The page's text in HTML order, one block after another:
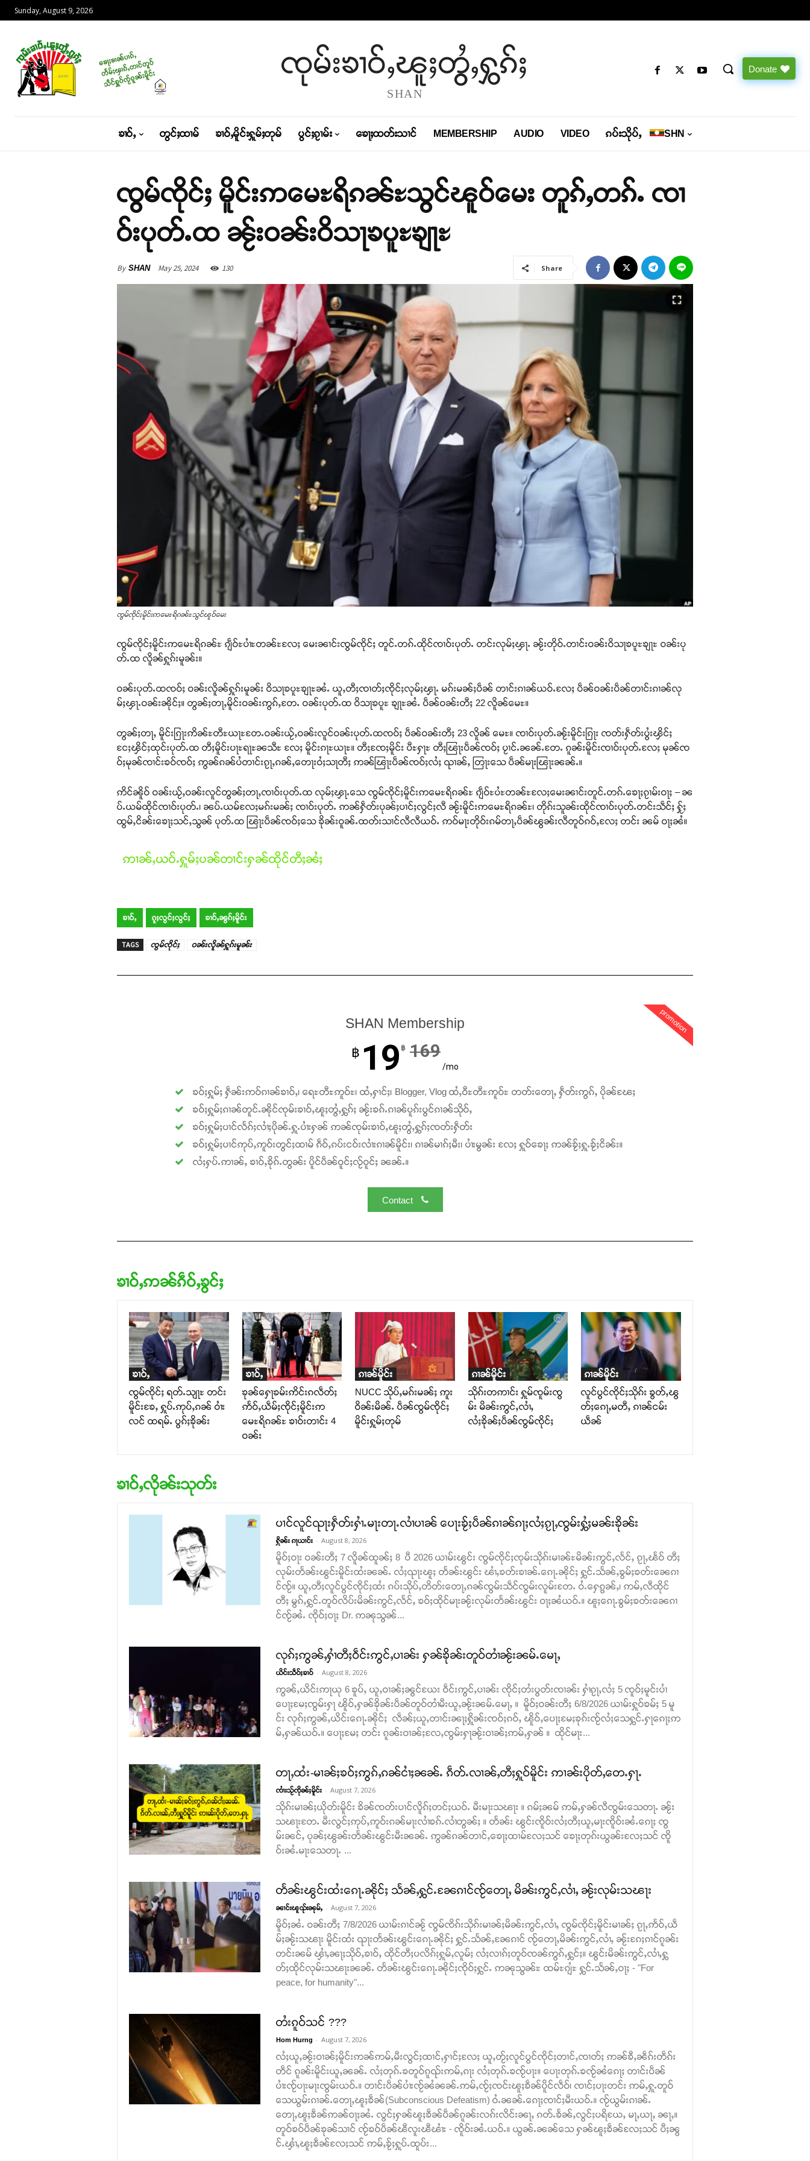
Sunday, August 9, 2026
ၸုမ်းၶၢဝ်ႇၽူႈတွႆႇႁွၵ်ႈ
SHAN
Donate
ၶၢဝ်ႇ တွင်ႈထၢမ် ၶၢဝ်ႇမိူင်းႁူမ်ႈတုမ် ပွင်ႈၵႂၢမ်း ၶေႃႈထတ်းသၢင် MEMBERSHIP AUDIO VIDEO ၵပ်းသိုပ်ႇ SHN
ၸွမ်ၸိုင်ႈ မိူင်းဢမေႊရိၵၼ်ႊသွင်ၽူဝ်မေး တူၵ်ႇတၵ်ႉ ၸၢ
ဝ်းပုတ်ႉထ ၼႂ်းဝၼ်းဝိသႃၶပူႊၶျႃႊ
By SHAN May 25, 2024 130 Share
ၸွမ်ၸိုင်ႈမိူင်းဢမေႊရိၵၼ်ႊသွင်ၽူဝ်မေး
ၸွမ်ၸိုင်ႈမိူင်းဢမေႊရိၵၼ်ႊ ၵျဵဝ်ႊပၢႆႊတၼ်ႊလႄႈ မေးၼၢင်းၸွမ်ၸိုင်ႈ တူင်ႉတၵ်ႉထိုင်ၸၢဝ်းပုတ်ႉ တင်းလုမ်ႈၾႃႉ ၼႂ်းတိုဝ်ႉတၢင်းဝၼ်းဝိသႃၶပူႊၶျႃႊ ဝၼ်းပု
တ်ႉထ လိူၼ်ႁူၵ်းမူၼ်း။
ဝၼ်းပုတ်ႉထၸဝ်ႈ ဝၼ်းလိူၼ်ႁူၵ်းမူၼ်း ဝိသႃၶပူႊၶျႃႊၼႆႉ ယူႇတီႈၸၢတ်ႈၸိုင်ႈလုမ်ႈၾႃႉ မၵ်းမၼ်ႈပဵၼ် တၢင်းၵၢၼ်ယဝ်ႉလႄႈ ပဵၼ်ဝၼ်းပဵၼ်တၢင်းၵၢၼ်လု
မ်ႈၾႃႉဝၼ်းၼိုင်ႈ။ တွၼ်ႈတႃႇမိူင်းဝၼ်းဢွၵ်ႇတႄႉ ဝၼ်းပုတ်ႉထ ဝိသႃၶပူႊ ၶျႃႊၼႆႉ ပဵၼ်ဝၼ်းတီႈ 22 လိူၼ်မေႊ။
တွၼ်ႈတႃႇ မိူင်းၵြႃးဢိၼ်ႊတီႊယႃႊတႄႉဝၼ်းယႂ်ႇဝၼ်းလူင်ဝၼ်းပုတ်ႉထၸဝ်ႈ ပဵၼ်ဝၼ်းတီႈ 23 လိူၼ် မေႊ။ ၸၢဝ်းပုတ်ႉၼႂ်းမိူင်းၵြႃး ၸတ်းႁဵတ်းပွႆးၾိင်ႈ
ငႄႈၾိင်ႈထုင်းပုတ်ႉထ တီႈမိူင်းပႃႊရႃႊၼသီႊ လႄႈ မိူင်းၵႃႊယႃႊ။ တီႈၸႄႈမိူင်း ပီႊႁႃႊ တီႈၽြႃးပဵၼ်ၸဝ်ႈ ပႂၢင်ႉၼၼ်ႉတႄႉ ၵူၼ်းမိူင်းၸၢဝ်းပုတ်ႉလႄႈ မုၼ်ၸ
ဝ်ႈမုၼ်ၸၢင်းၶဝ်ၸဝ်ႈ ဢွၼ်ၵၼ်ပႆတၢင်းၵႂႃႇၵၼ်ႇတေႃးဝႆႈသႃတီႈ ဢၼ်ၽြႃးပဵၼ်ၸဝ်ႈလႆႈ ၺၢၼ်ႇ တြႃးသေ ပဵၼ်မႃးၽြႃးၼၼ်ႉ။
ဢိင်ၼိူဝ် ဝၼ်းယႂ်ႇဝၼ်းလူင်တွၼ်ႈတႃႇၸၢဝ်းပုတ်ႉထ လုမ်ႈၾႃႉသေ ၸွမ်ၸိုင်ႈမိူင်းဢမေႊရိၵၼ်ႊ ၵျဵဝ်ႊပႆႊတၼ်ႊလႄႈမေးၼၢင်းတူင်ႉတၵ်ႉၶေႃႈၵႂၢမ်းဝႃႈ – ၼ
ပ်ႉယမ်ထိုင်ၸၢဝ်းပုတ်ႉ၊ ၼပ်ႉယမ်လႄႈမၵ်းမၼ်ႈ ၸၢဝ်းပုတ်ႉ ဢၼ်ႁဵတ်းပုၼ်ႈပၢင်ႈလွင်ႈလီ ၼႂ်းမိူင်းဢမေႊရိၵၼ်ႊ၊ တိုၵ်းသူၼ်းထိုင်ၸၢဝ်းပုတ်ႉတင်းသဵင်ႈ ႁႂ်ႈ
ထွမ်ႇငိၼ်းၶေႃႈသင်ႇသွၼ် ပုတ်ႉထ ၽြႃးပဵၼ်ၸဝ်ႈသေ ၶိုၼ်းဝူၼ်ႉထတ်းသၢင်လီလီယဝ်ႉ ဢဝ်မႃးတိုဝ်းၵမ်တႃႇပဵၼ်ၽွၼ်းလီတူဝ်ၵဝ်ႇလႄႈ တင်း ၼမ် ဝႃႈၼႆ။
ဢၢၼ်ႇယဝ်ႉႁူမ်ႈပၼ်တၢင်းႁၼ်ထိုင်တီႈၼႆႈ
ၶၢဝ်ႇ ၵူႈလွင်ႈလွင်ႈ ၶၢဝ်ႇၼွၵ်ႈမိူင်း
TAGS ၸွမ်ၸိုင်ႈ ဝၼ်းလိူၼ်ႁူၵ်းမူၼ်း
promotion
SHAN Membership
฿ 19 ฿ 169
/mo
ၶဝ်ႈႁူမ်ႈ ႁဵၼ်းဢဝ်ၵၢၼ်ၶၢဝ်ႇ၊ ရေႊတီႊဢူဝ်ႊ၊ ထႆႇႁၢင်ႈ၊ Blogger, Vlog ထႆႇဝီႊတီႊဢူဝ်ႊ တတ်းတေႃႇ ႁဵတ်းဢွၵ်ႇ ပိုၼ်ၽႄႈ
ၶဝ်ႈႁူမ်ႈၵၢၼ်တူင်ႉၼိုင်ၸုမ်းၶၢဝ်ႇၽူႈတွႆႇႁွၵ်ႈ ၼႂ်းၶၵ်ႉၵၢၼ်ပူၵ်းပွင်ၵၢၼ်သိုဝ်ႇ
ၶဝ်ႈႁူမ်ႈပၢင်လႅၵ်ႈလၢႆႈပိုၼ်ႉႁူႉပၢႆးႁၼ် ဢၼ်ၸုမ်းၶၢဝ်ႇၽူႈတွႆႇႁွၵ်ႈၸတ်းႁဵတ်း
ၶဝ်ႈႁူမ်ႈပၢင်ဢုပ်ႇဢူဝ်းတွင်ႈထၢမ် ၵဵဝ်ႇၵပ်းငဝ်းလၢႆးၵၢၼ်မိူင်း၊ ၵၢၼ်မၢၵ်ႈမီး၊ ပၢႆးမွၼ်း လႄႈ ႁူဝ်ၶေႃႈ ဢၼ်ၶႂ်ႈႁူႉၶႂ်ႈငိၼ်း။
လႆႈႁပ်ႉဢၢၼ်ႇ ၶၢဝ်ႇၶိုၵ်ႉတွၼ်း ပိူင်ပဵၼ်ဝူင်ႈလႂ်ဝူင်ႈ ၼၼ်ႉ။
Contact
ၶၢဝ်ႇဢၼ်ၵဵဝ်ႇၶွင်ႈ
ၶၢဝ်ႇ
ၸွမ်ၸိုင်ႈ ရတ်ႉသျႃႊ တင်း
မိူင်းၶႄႇ ႁူပ်ႉဢုပ်ႇၵၼ် ဝၢႆး
လင် ထရမ်ႉ ပွၵ်ႈၶိုၼ်း
ၶၢဝ်ႇ
ၶုၼ်ႁေႃၶမ်းဢိင်းၵလဵတ်ႈ
ဢႅဝ်ႇယဵမ်ႈၸိုင်ႈမိူင်းဢ
မေႊရိၵၼ်ႊ ၶၢဝ်းတၢင်း 4
ဝၼ်း
ၵၢၼ်မိူင်း
NUCC သိုပ်ႇမၵ်းမၼ်ႈ ဢူး
ဝိၼ်းမိၼ်ႉ ပဵၼ်ၸွမ်ၸိုင်ႈ
မိူင်းႁူမ်ႈတုမ်
ၵၢၼ်မိူင်း
သိုၵ်းတဢၢင်း ႁူမ်ၸူမ်းၸွ
မ်း မိၼ်းဢွင်ႇလၢႆႇ
လႆႈၶိုၼ်ႈပဵၼ်ၸွမ်ၸိုင်ႈ
ၵၢၼ်မိူင်း
လူင်ပွင်ၸိုင်ႈသိုၵ်း ၶွတ်ႇၽွ
တ်ႈၵေႃႇမတီႇ ၵၢၼ်ငမ်း
ယဵၼ်
ၶၢဝ်ႇလိုၼ်းသုတ်း
ပၢင်လူင်ၺႃးႁဵတ်းႁၢႆႉမႃးတႃႉလၢႆပၢၼ် ​​ပေႃးၶႂ်ႈပဵၼ်ၵၢၼ်ၵႃႈလႆႈၵႂႃႇၸွမ်းႁွႆႈမၼ်းၶိုၼ်း
ႁိုၼ်း ၵႃယၢင်း - August 8, 2026
မိူဝ်ႈဝႃး ဝၼ်းတီႈ 7 လိူၼ်ထူၼ်ႈ 8 ပီ 2026 ယၢမ်းၽွင်း ၸွမ်ၸိုင်ႈၸုမ်းသိုၵ်းမၢၼ်ႊမိၼ်းဢွင်ႇလႅင်ႇ ၵႂႃႇၽႅဝ် တီႈ
လုမ်းတႅၼ်းၽွင်းမိူင်းထႆးၼၼ်ႉ လႆႈၺႃးၽူႈ တႅၼ်းၽွင်း ၽၢႆႇၶတ်းၶၢၼ်ႉ​​ၵေႃႉၼိုင်ႈ ႁွင်ႉသႅၼ်ႇၶွမ်ႈၶတ်း​​ၼေၵၢ
င်ၸႂ်။ ယူႇတီႈလူင်ပွင်ၸိုင်ႈထႆး ၵပ်းသိုပ်ႇတိတ်း​​တေႃႇၵၼ်ၸွမ်းသဵင်ၸွမ်းလူမ်းတႄႉ ဝႆႉ​​ႁေၵွၼ်ႇ၊ ဢမ်ႇလီထိုင်
တီႈ မွၵ်ႇႁွင်ႉတူဝ်လိပ်းမိၼ်းဢွင်ႇလႅင်ႇ ၶဝ်ႈထိုင်မႃးၼႂ်းလုမ်းတႅၼ်းၽွင်း ဝႃႈၼႆယဝ်ႉ။ ၽူႈ​​ၵေႃႉၶွမ်ႈၶတ်း​​ၼေၵၢ
င်ၸႂ်ၼႆႉ ၸိုဝ်ႈဝႃႈ Dr. ဢၼုသွၼ်...
လုၵ်ႈဢွၼ်ႇႁၢႆတီႈဝဵင်းဢွင်ႇပၢၼ်း ႁၼ်ၶိုၼ်းတူဝ်တၢႆၼႂ်းၼမ်ႉမေႃႇ
ယိင်းသဵဝ်ႈၶၢဝ် - August 8, 2026
ဢွၼ်ႇယိင်းဢႃယု 6 ၶူပ်ႇ ယူႇဝၢၼ်ႈၼွင်ယႄး ဝဵင်းဢွင်ႇပၢၼ်း ၸိုင်ႈတႆးပွတ်းၸၢၼ်း ႁၢႆၵႂႃႇလႆႈ 5 ၸူဝ်ႈမူင်းပၢႆ
ပေႃႈမႄႈၸွမ်းႁႃ ၽိူဝ်ႇႁၼ်ၶိုၼ်းပဵၼ်တူဝ်တၢႆမီးယူႇၼႂ်းၼမ်ႉမေႃႇ ။ မိူဝ်ႈဝၼ်းတီႈ 6/8/2026 ယၢမ်းႁူဝ်ၶမ်ႈ 5 မူ
င်း လုၵ်ႈဢွၼ်ႇယိင်းၵေႃႉၼိုင်ႈ လဵၼ်ႈယူႇတၢင်းၼႃႈႁိူၼ်းၸဝ်ႈၵဝ်ႇ ၽိူဝ်ႇပေႃႈမႄႈၶုၵ်းၸႂ်လႆႈသေႁွင်ႉႁႃၵေႃႈဢ
မ်ႇႁၼ်ယဝ်ႉ။ ပေႃႈမႄႈ တင်း ၵူၼ်းဝၢၼ်ႈလႄႇၸွမ်းႁႃၼႂ်းဝၢၼ်ႈဢမ်ႇႁၼ် ။ ထိုင်မႃး...
တႃႇထႆး-မၢၼ်ႈၶဝ်ႈဢွၵ်ႇၵၼ်ငၢႆႈၼၼ်ႉ ၵဵတ်ႉလၢၼ်ႇတီႈႁူဝ်မိူင်း ဢၢၼ်းပိုတ်ႇတေႉႁႃႉ
ၸၢႆးသႂ်ၸိုၼ်ႈမိူင်း - August 7, 2026
သိုၵ်းမၢၼ်ႈယိုတ်းမိူင်း ၶိၼ်ၸတ်းပၢင်လိူၵ်ႈတင်ႈယဝ်ႉ မီးမႃးသၽႃး ။ ၵမ်ႈၼမ် ဢမ်ႇႁၼ်လီၸွမ်းသေတႃႉ ၼႂ်း
သၽႃးတႄႉ မီးလွင်ႈဢုပ်ႇဢူဝ်းၵၼ်မႃးလၢႆၶၵ်ႉလၢႆတွၼ်ႈ ။ တႅၼ်း ၽွင်းၸိူဝ်းလႆႈတီႈယူႇမႃးၸိူဝ်းၼႆႉၵေႃႈ ၸွ
မ်းၼင်ႇ ပုၼ်ႈၽွၼ်းတႅၼ်းၽွင်းမီးၼၼ်ႉ ဢွၼ်ၵၼ်တၢင်ႇၶေႃႈထၢမ်လႄႈသင် ၶေႃႈတုၵ်းယွၼ်းလႄႈသင် ၸိူ
ဝ်းၼႆႉမႃးသေတႃႉ ...
တႅၼ်းၽွင်းထႆးၵေႃႉၼိုင်ႈ သႅၼ်ႇႁွင်ႉၼႄၵၢင်ၸႂ်တေႃႇ မိၼ်းဢွင်ႇလၢႆႇ ၼႂ်းလုမ်းသၽႃး
ၼၢင်းၽူၺ်းၼုမ်ႇ - August 7, 2026
မိူဝ်ႈၼႆႉ ဝၼ်းတီႈ 7/8/2026 ယၢမ်းၵၢင်ၼႂ် ၸွမ်ၸိၵ်းသိုၵ်းမၢၼ်ႈမိၼ်းဢွင်ႇလၢႆႇ ၸွမ်ၸိုင်ႈမိူင်းမၢၼ်ႈ ၵႂႃႇဢႅဝ်ႇယဵ
မ်ႈၼႂ်းသၽႃး မိူင်းထႆး ၺႃးတႅၼ်းၽွင်းၵေႃႉၼိုင်ႈ ႁွင်ႉသႅၼ်ႇၼႄၵၢင် ၸႂ်တေႃႇမိၼ်းဢွင်ႇလၢႆႇ ၼႂ်းၵႄႈၵၢင်ၵူၼ်း
တင်းၼမ် ၾၢႆႇၼႃႈသိုဝ်ႇၶၢဝ်ႇ ထိုင်တီႈပလိၵ်ႈႁူမ်ႇလူမ်ႈ လႆႈလၢၵ်ႈတူဝ်ၸၼ်ဢွၵ်ႇႁွင်ႈ။ ၽွင်းမိၼ်းဢွင်ႇလၢႆႇႁွ
တ်ႈထိုင်လုမ်းသၽႃးၼၼ်ႉ တႅၼ်းၽွင်းၵေႃႉၼိုင်ႈၸိုဝ်ႈႁွင်ႉ ဢၼုသွၼ်ႊ ထမ်ႊၵျႆႊ ႁွင်ႉသႅၼ်ႇဝႃႈ - "For
peace, for humanity"...
တႆးၵူဝ်သင် ???
Hom Hurng - August 7, 2026
လႆႈယူႇၼႂ်းဝၢၼ်ႈမိူင်းဢၼ်ဢမ်ႇမီးလွင်ႈထၢင်ႇႁၢင်ႈလႄႈ ယူႇတႂ်ႈလူင်ပွင်ၸိုင်ႈတၢင်ႇၸၢတ်ႈ ဢၼ်ၶီႇၼဵၵ်းတဵၵ်း
တဵင် ၵူၼ်းမိူင်းယူႇၼၼ်ႉ လႆႈတုၵ်ႉၶတူဝ်ၵူၺ်းဢမ်ႇၵႃး လႆႈတုၵ်ႉၶၸႂ်ပႃး။ ပေႃးတုၵ်ႉၶၸႂ်ၼႆၵေႃႈ တၢင်းပဵၼ်
ပၢႆးၸႂ်ပႃးမႃးၸွမ်းယဝ်ႉ။ တၢင်းပဵၼ်ပၢႆးၸႂ်ၼႆၼၼ်ႉဢမ်ႇၸႂ်ႈၸင်းၽူႈၶဵၼ်ပိူင်လဵဝ်၊ ၸၢင်ႈပႃးတင်း ဢမ်ႇႁူႉတူဝ်
သေယွမ်းၵၢၼ်ႉတေႃႇၽူႈၶဵၼ်(Subconscious Defeatism) ဝႆႉၼၼ်ႉၵေႃႈၸၢင်ႈမီးယဝ်ႉ။ ၸႂ်ယွမ်းၵၢၼ်ႉ
တေႃႇၽူႈၶဵၼ်ဢၼ်ဝႃႈၼႆႉ လွင်ႈႁၼ်ၽူႈၶဵၼ်ပဵၼ်ၵူၼ်းလၵ်းလိင်းၼႃႇ ၵတ်ႉၶႅၼ်ႇလွင်ႈပရိယႄႇ မႃႇယႃႇ ၼႃႇ။
တူဝ်ၶဝ်ပဵၼ်ၶုၼ်သၢင် ၸႂ်ၶဝ်ပဵၼ်ၽီလူးၽီၽၢႆး - ၸိူဝ်းၼႆႉယဝ်ႉ။ ယွၼ်ႉၼၼ်သေ ႁၼ်ၽူႈၶဵၼ်လႄႈသင် ပီႈၼွ
င်ႉၾၢႆႇၽူႈၶဵၼ်လႄႈသင် ဢမ်ႇၶႂ်ႈႁူပ်ႉထူပ်း...